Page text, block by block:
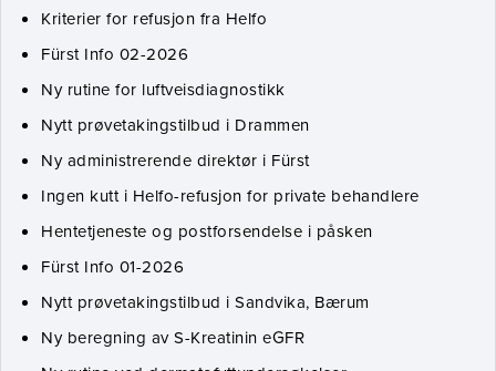
Kriterier for refusjon fra Helfo
Fürst Info 02-2026
Ny rutine for luftveisdiagnostikk
Nytt prøvetakingstilbud i Drammen
Ny administrerende direktør i Fürst
Ingen kutt i Helfo-refusjon for private behandlere
Hentetjeneste og postforsendelse i påsken
Fürst Info 01-2026
Nytt prøvetakingstilbud i Sandvika, Bærum
Ny beregning av S-Kreatinin eGFR